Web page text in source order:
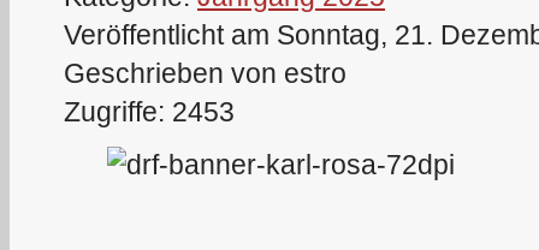
Veröffentlicht am Sonntag, 21.
Geschrieben von estro
Zugriffe: 2453